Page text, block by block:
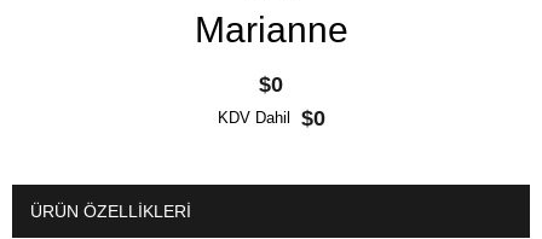
Marianne
$0
KDV Dahil $0
ÜRÜN ÖZELLIKLERI